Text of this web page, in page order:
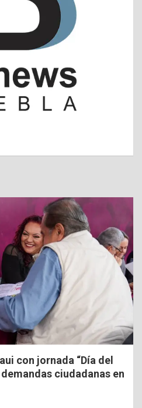
con jornada “Día del
ciudadanas en